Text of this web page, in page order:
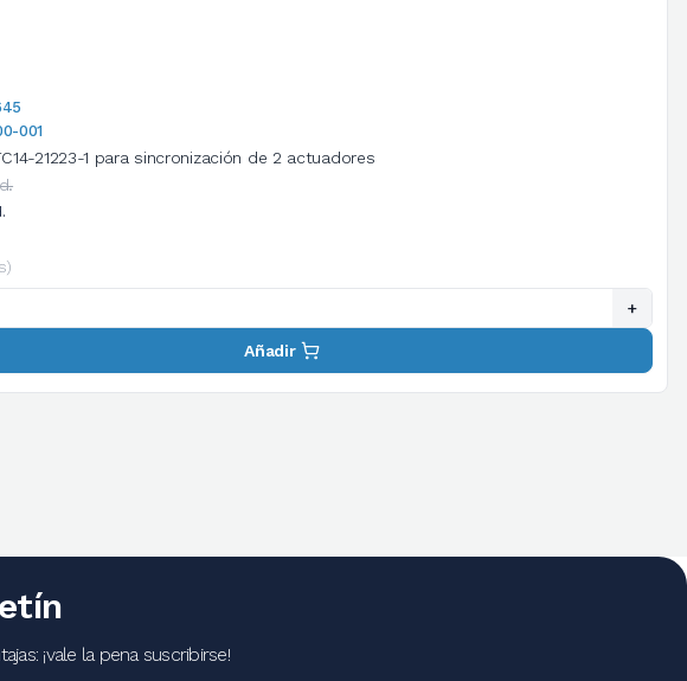
001
21223-1 para sincronización de 2 actuadores
+
Añadir
¡vale la pena suscribirse!